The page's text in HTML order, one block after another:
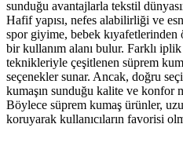
sunduğu avantajlarla tekstil
Hafif yapısı, nefes alabilirliği ve
spor giyime, bebek kıyafetlerinden
bir kullanım alanı bulur. Farklı iplik
teknikleriyle çeşitlenen süprem
seçenekler sunar. Ancak, doğru
kumaşın sunduğu kalite ve konfor
Böylece süprem kumaş ürünler,
koruyarak kullanıcıların favorisi